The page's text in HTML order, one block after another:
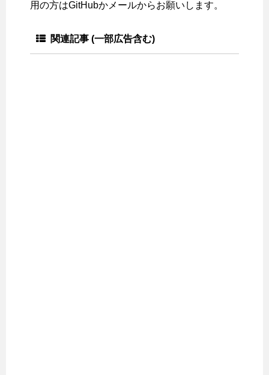
用の方はGitHubかメールからお願いします。
関連記事 (一部広告含む)